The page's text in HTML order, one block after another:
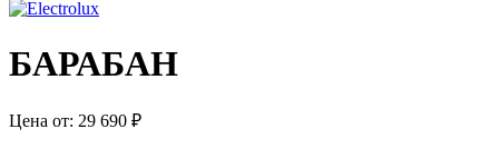
БАРАБАН
Цена от: 29 690 ₽